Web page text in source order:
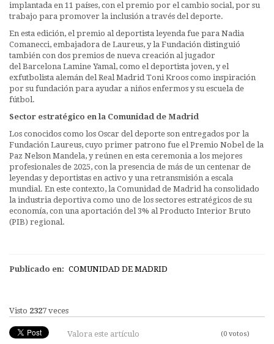
implantada en 11 países, con el premio por el cambio social, por su
trabajo para promover la inclusión a través del deporte.
En esta edición, el premio al deportista leyenda fue para Nadia
Comanecci, embajadora de Laureus, y la Fundación distinguió
también con dos premios de nueva creación al jugador
del Barcelona Lamine Yamal, como el deportista joven, y el
exfutbolista alemán del Real Madrid Toni Kroos como inspiración
por su fundación para ayudar a niños enfermos y su escuela de
fútbol.
Sector estratégico en la Comunidad de Madrid
Los conocidos como los Oscar del deporte son entregados por la
Fundación Laureus, cuyo primer patrono fue el Premio Nobel de la
Paz Nelson Mandela, y reúnen en esta ceremonia a los mejores
profesionales de 2025, con la presencia de más de un centenar de
leyendas y deportistas en activo y una retransmisión a escala
mundial. En este contexto, la Comunidad de Madrid ha consolidado
la industria deportiva como uno de los sectores estratégicos de su
economía, con una aportación del 3% al Producto Interior Bruto
(PIB) regional.
Publicado en: COMUNIDAD DE MADRID
Visto 2327 veces
Valora este artículo (0 votos)